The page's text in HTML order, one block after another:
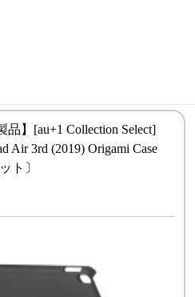
業部が取り揃えている海外輸入
品】[au+1 Collection Select]
Air 3rd (2019) Origami Case
ト〕